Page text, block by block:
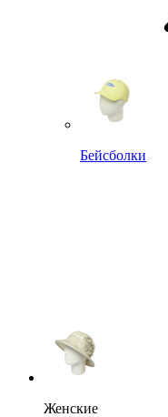
Бейсболки
Женские